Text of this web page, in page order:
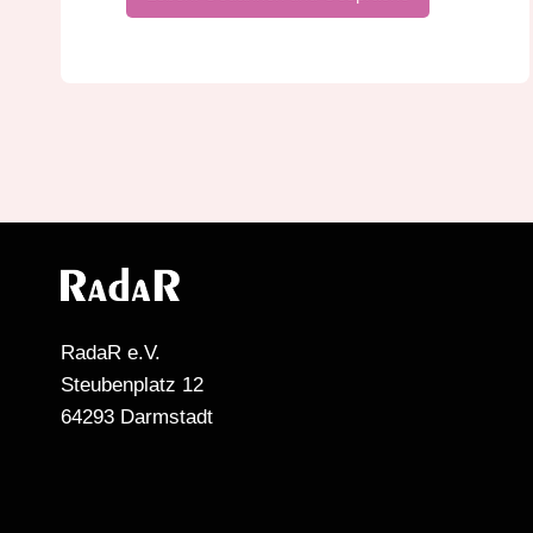
RadaR e.V.
Steubenplatz 12
64293 Darmstadt